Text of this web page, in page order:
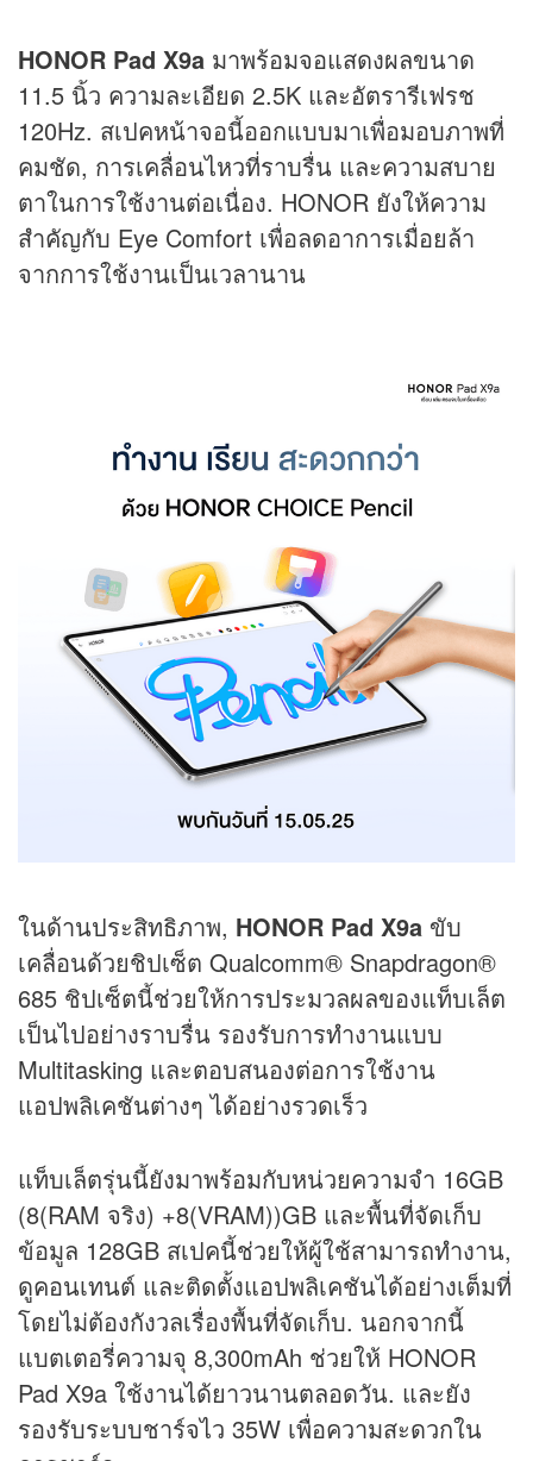
HONOR Pad X9a มาพร้อมจอแสดงผลขนาด
11.5 นิ้ว ความละเอียด 2.5K และอัตรารีเฟรช
120Hz. สเปคหน้าจอนี้ออกแบบมาเพื่อมอบภาพที่
คมชัด, การเคลื่อนไหวที่ราบรื่น และความสบาย
ตาในการใช้งานต่อเนื่อง. HONOR ยังให้ความ
สำคัญกับ Eye Comfort เพื่อลดอาการเมื่อยล้า
จากการใช้งานเป็นเวลานาน
ในด้านประสิทธิภาพ, HONOR Pad X9a ขับ
เคลื่อนด้วยชิปเซ็ต Qualcomm® Snapdragon®
685 ชิปเซ็ตนี้ช่วยให้การประมวลผลของแท็บเล็ต
เป็นไปอย่างราบรื่น รองรับการทำงานแบบ
Multitasking และตอบสนองต่อการใช้งาน
แอปพลิเคชันต่างๆ ได้อย่างรวดเร็ว
แท็บเล็ตรุ่นนี้ยังมาพร้อมกับหน่วยความจำ 16GB
(8(RAM จริง) +8(VRAM))GB และพื้นที่จัดเก็บ
ข้อมูล 128GB สเปคนี้ช่วยให้ผู้ใช้สามารถทำงาน,
ดูคอนเทนต์ และติดตั้งแอปพลิเคชันได้อย่างเต็มที่
โดยไม่ต้องกังวลเรื่องพื้นที่จัดเก็บ. นอกจากนี้
แบตเตอรี่ความจุ 8,300mAh ช่วยให้ HONOR
Pad X9a ใช้งานได้ยาวนานตลอดวัน. และยัง
รองรับระบบชาร์จไว 35W เพื่อความสะดวกใน